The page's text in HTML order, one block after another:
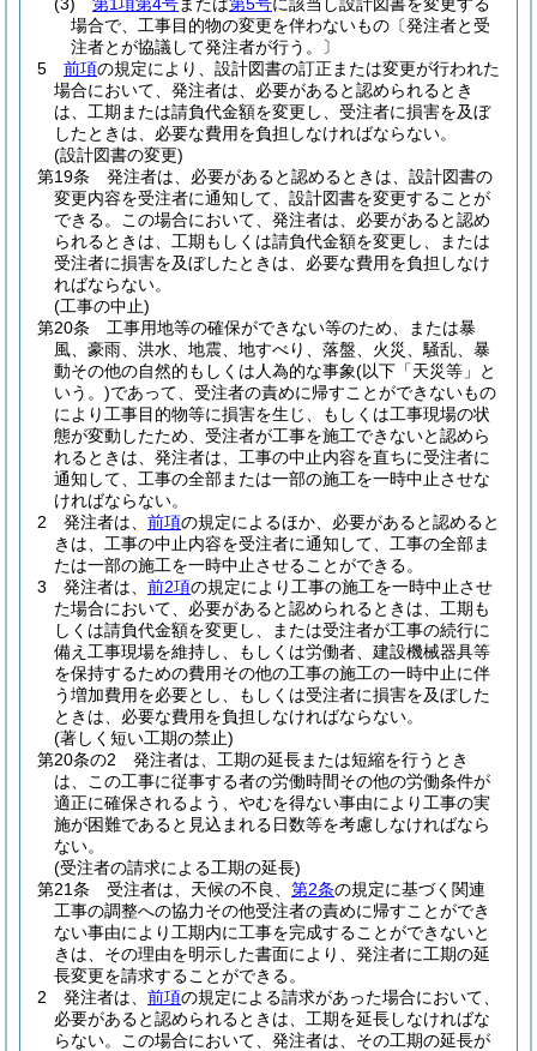
場合で、工事目的物の変更を伴わないもの〔発注者と受
注者とが協議して発注者が行う。
〕
5
前項の規定により、設計図書の訂正または変更が行われた
場合において、発注者は、必要があると認められるとき
は、工期または請負代金額を変更し、受注者に損害を及ぼ
したときは、必要な費用を負担しなければならない。
(設計図書の変更)
第19条
発注者は、必要があると認めるときは、設計図書の
変更内容を受注者に通知して、設計図書を変更することが
できる。
この場合において、発注者は、必要があると認め
られるときは、工期もしくは請負代金額を変更し、または
受注者に損害を及ぼしたときは、必要な費用を負担しなけ
ればならない。
(工事の中止)
第20条
工事用地等の確保ができない等のため、または暴
風、豪雨、洪水、地震、地すべり、落盤、火災、騒乱、暴
動その他の自然的もしくは人為的な事象(以下「天災等」と
いう。)であって、受注者の責めに帰すことができないもの
により工事目的物等に損害を生じ、もしくは工事現場の状
態が変動したため、受注者が工事を施工できないと認めら
れるときは、発注者は、工事の中止内容を直ちに受注者に
通知して、工事の全部または一部の施工を一時中止させな
ければならない。
2
発注者は、 前項の規定によるほか、必要があると認めると
きは、工事の中止内容を受注者に通知して、工事の全部ま
たは一部の施工を一時中止させることができる。
3
発注者は、 前2項の規定により工事の施工を一時中止させ
た場合において、必要があると認められるときは、工期も
しくは請負代金額を変更し、または受注者が工事の続行に
備え工事現場を維持し、もしくは労働者、建設機械器具等
を保持するための費用その他の工事の施工の一時中止に伴
う増加費用を必要とし、もしくは受注者に損害を及ぼした
ときは、必要な費用を負担しなければならない。
(著しく短い工期の禁止)
第20条の2
発注者は、工期の延長または短縮を行うとき
は、この工事に従事する者の労働時間その他の労働条件が
適正に確保されるよう、やむを得ない事由により工事の実
施が困難であると見込まれる日数等を考慮しなければなら
ない。
(受注者の請求による工期の延長)
第21条
受注者は、天候の不良、 第2条の規定に基づく関連
工事の調整への協力その他受注者の責めに帰すことができ
ない事由により工期内に工事を完成することができないと
きは、その理由を明示した書面により、発注者に工期の延
長変更を請求することができる。
2
発注者は、 前項の規定による請求があった場合において、
必要があると認められるときは、工期を延長しなければな
らない。この場合において、発注者は、その工期の延長が